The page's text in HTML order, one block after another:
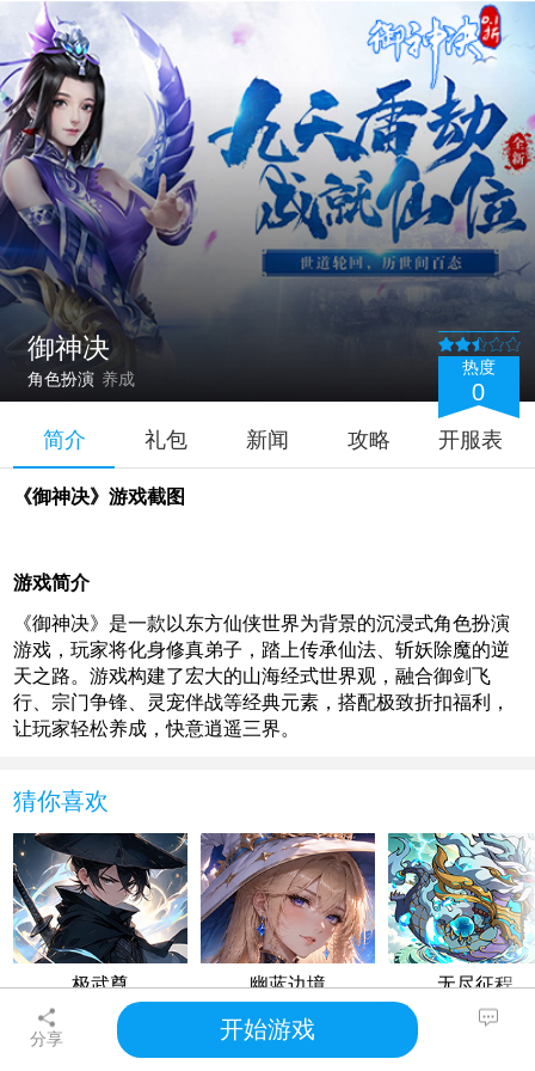
御神决
角色扮演 养成
热度
0
简介 礼包 新闻 攻略 开服表
《御神决》游戏截图
游戏简介
《御神决》是一款以东方仙侠世界为背景的沉浸式角色扮演
游戏，玩家将化身修真弟子，踏上传承仙法、斩妖除魔的逆
天之路。游戏构建了宏大的山海经式世界观，融合御剑飞
行、宗门争锋、灵宠伴战等经典元素，搭配极致折扣福利，
让玩家轻松养成，快意逍遥三界。
猜你喜欢
极武尊
养成
幽蓝边境
养成
无尽征程
养成
分享
开始游戏